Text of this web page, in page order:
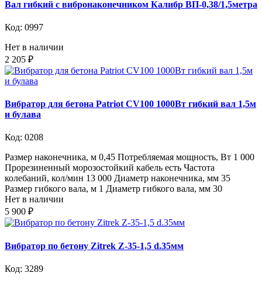
Вал гибкий с вибронаконечником Калибр ВП-0,38/1,5метра
Код: 0997
Нет в наличии
2 205 ₽
Вибратор для бетона Patriot CV100 1000Вт гибкий вал 1,5м
и булава
Код: 0208
Размер наконечника, м 0,45 Потребляемая мощность, Вт 1 000
Прорезиненный морозостойкий кабель есть Частота
колебаний, кол/мин 13 000 Диаметр наконечника, мм 35
Размер гибкого вала, м 1 Диаметр гибкого вала, мм 30
Нет в наличии
5 900 ₽
Вибратор по бетону Zitrek Z-35-1,5 d.35мм
Код: 3289